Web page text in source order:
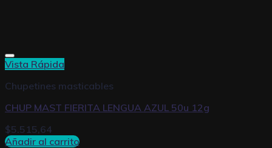
Vista Rápida
Chupetines masticables
CHUP MAST FIERITA LENGUA AZUL 50u 12g
$5.515,64
Añadir al carrito